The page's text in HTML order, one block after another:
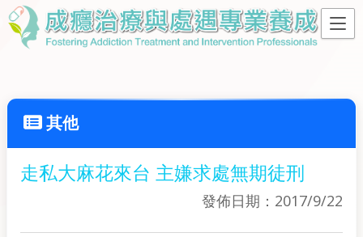
其他
走私大麻花來台 主嫌求處無期徒刑
發佈日期：2017/9/22